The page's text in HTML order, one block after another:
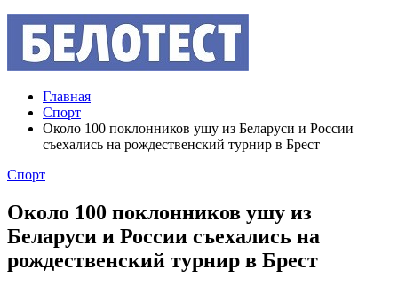
Главная
Спорт
Около 100 поклонников ушу из Беларуси и России
съехались на рождественский турнир в Брест
Спорт
Около 100 поклонников ушу из
Беларуси и России съехались на
рождественский турнир в Брест